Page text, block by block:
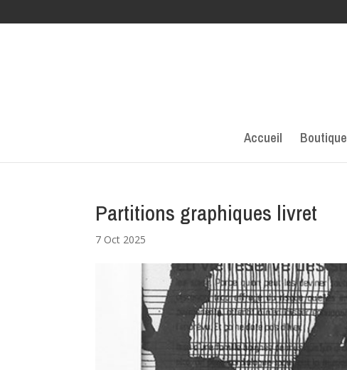
Accueil Boutique
Partitions graphiques livret
7 Oct 2025